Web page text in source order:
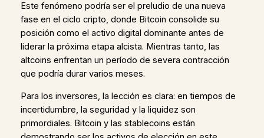
Este fenómeno podría ser el preludio de una nueva
fase en el ciclo cripto, donde Bitcoin consolide su
posición como el activo digital dominante antes de
liderar la próxima etapa alcista. Mientras tanto, las
altcoins enfrentan un período de severa contracción
que podría durar varios meses.
Para los inversores, la lección es clara: en tiempos de
incertidumbre, la seguridad y la liquidez son
primordiales. Bitcoin y las stablecoins están